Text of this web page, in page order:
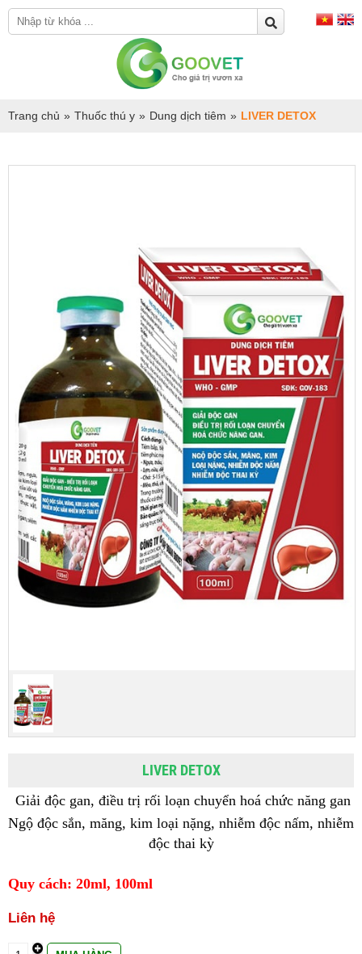
Trang chủ » Thuốc thú y » Dung dịch tiêm » LIVER DETOX
LIVER DETOX
Giải độc gan, điều trị rối loạn chuyển hoá chức năng gan
Ngộ độc sắn, măng, kim loại nặng, nhiễm độc nấm, nhiễm
độc thai kỳ
Quy cách: 20ml, 100ml
Liên hệ